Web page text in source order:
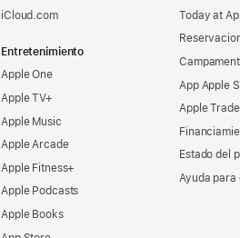
iCloud.com
Entretenimiento
Apple One
Apple TV+
Apple Music
Apple Arcade
Apple Fitness+
Apple Podcasts
Apple Books
Today at
App Apple
Apple Trade
Estado del
Ayuda para